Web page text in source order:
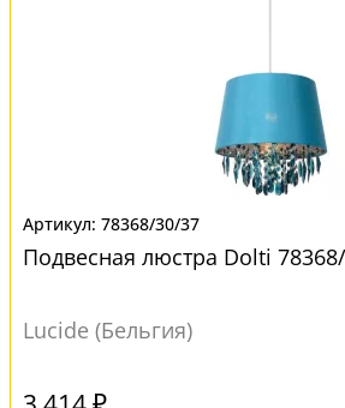
78368/30/37
Подвесная люстра Dolti
Lucide (Бельгия)